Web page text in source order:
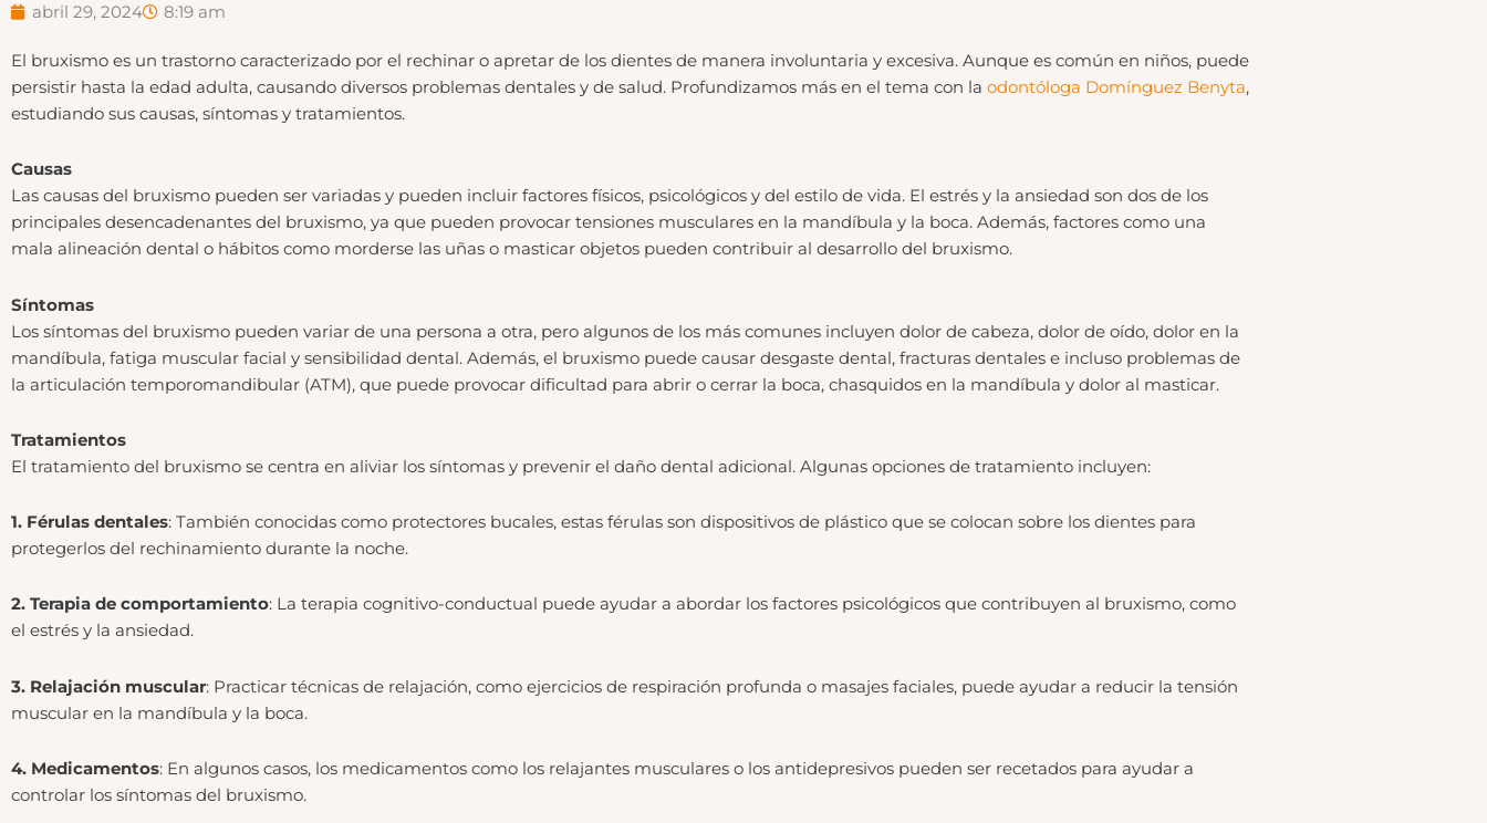
abril 29, 2024 8:19 am
El bruxismo es un trastorno caracterizado por el rechinar o apretar de los dientes de manera involuntaria y excesiva. Aunque es común en niños, puede
persistir hasta la edad adulta, causando diversos problemas dentales y de salud. Profundizamos más en el tema con la odontóloga Domínguez Benyta,
estudiando sus causas, síntomas y tratamientos.
Causas
Las causas del bruxismo pueden ser variadas y pueden incluir factores físicos, psicológicos y del estilo de vida. El estrés y la ansiedad son dos de los
principales desencadenantes del bruxismo, ya que pueden provocar tensiones musculares en la mandíbula y la boca. Además, factores como una
mala alineación dental o hábitos como morderse las uñas o masticar objetos pueden contribuir al desarrollo del bruxismo.
Síntomas
Los síntomas del bruxismo pueden variar de una persona a otra, pero algunos de los más comunes incluyen dolor de cabeza, dolor de oído, dolor en la
mandíbula, fatiga muscular facial y sensibilidad dental. Además, el bruxismo puede causar desgaste dental, fracturas dentales e incluso problemas de
la articulación temporomandibular (ATM), que puede provocar dificultad para abrir o cerrar la boca, chasquidos en la mandíbula y dolor al masticar.
Tratamientos
El tratamiento del bruxismo se centra en aliviar los síntomas y prevenir el daño dental adicional. Algunas opciones de tratamiento incluyen:
1. Férulas dentales: También conocidas como protectores bucales, estas férulas son dispositivos de plástico que se colocan sobre los dientes para
protegerlos del rechinamiento durante la noche.
2. Terapia de comportamiento: La terapia cognitivo-conductual puede ayudar a abordar los factores psicológicos que contribuyen al bruxismo, como
el estrés y la ansiedad.
3. Relajación muscular: Practicar técnicas de relajación, como ejercicios de respiración profunda o masajes faciales, puede ayudar a reducir la tensión
muscular en la mandíbula y la boca.
4. Medicamentos: En algunos casos, los medicamentos como los relajantes musculares o los antidepresivos pueden ser recetados para ayudar a
controlar los síntomas del bruxismo.